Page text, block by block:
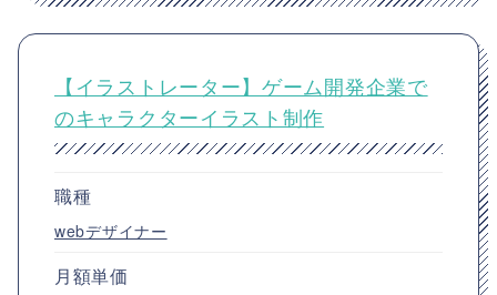
【イラストレーター】ゲーム開発企業で
のキャラクターイラスト制作
職種
webデザイナー
月額単価